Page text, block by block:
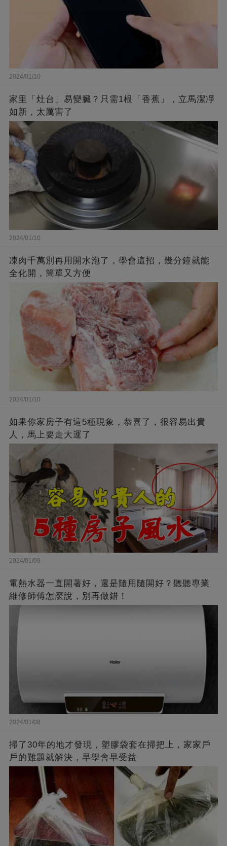
2024/01/10
家里「灶台」易變臟？只需1根「香蕉」，立馬潔凈
如新，太厲害了
2024/01/10
凍肉千萬別再用開水泡了，學會這招，幾分鐘就能
全化開，簡單又方便
2024/01/10
如果你家房子有這5種現象，恭喜了，很容易出貴
人，馬上要走大運了
2024/01/09
電熱水器一直開著好，還是隨用隨開好？聽聽專業
維修師傅怎麼說，別再做錯！
2024/01/08
掃了30年的地才發現，塑膠袋套在掃把上，家家戶
戶的難題就解決，早學會早受益